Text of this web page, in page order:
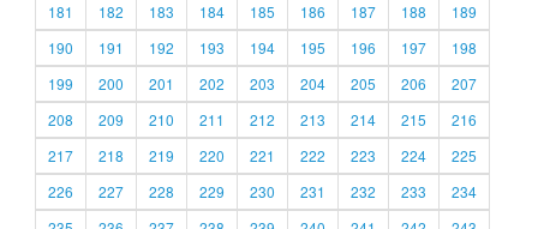
181
182 183 184 185 186 187 188
189
190
191 192 193 194 195 196 197
198
199
200 201 202 203 204 205 206
207
208
209 210 211 212 213 214 215
216
217
218 219 220 221 222 223 224
225
226
227 228 229 230 231 232 233
234